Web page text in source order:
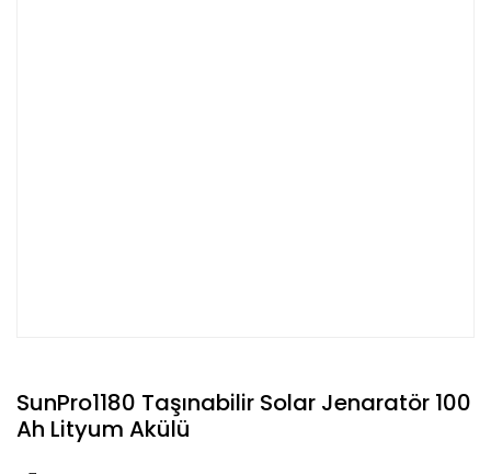
SunPro1180 Taşınabilir Solar Jenaratör 100
Ah Lityum Akülü